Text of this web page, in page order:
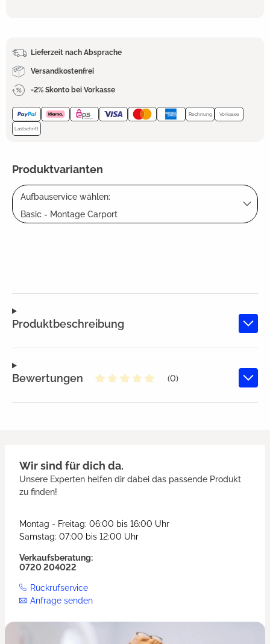
Lieferzeit nach Absprache
Versandkostenfrei
-2% Skonto bei Vorkasse
Rechnung Vorkasse
Lastschrift
Produktvarianten
Aufbauservice wählen:
Basic - Montage Carport
Produktbeschreibung
Bewertungen
(0)
Wir sind für dich da.
Unsere Experten helfen dir dabei das passende Produkt
zu finden!
Montag - Freitag: 06:00 bis 16:00 Uhr
Samstag: 07:00 bis 12:00 Uhr
Verkaufsberatung:
0720 204022
Rückrufservice
Anfrage senden